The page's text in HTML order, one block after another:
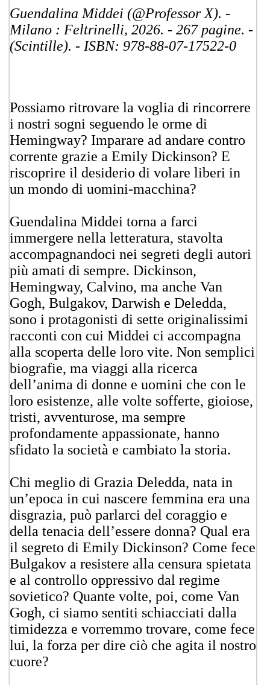
​Guendalina Middei (@Professor X). -
Milano : Feltrinelli, 2026. - 267 pagine. -
(Scintille). - ISBN: 978-88-07-17522-0
Possiamo ritrovare la voglia di rincorrere
i nostri sogni seguendo le orme di
Hemingway? Imparare ad andare contro
corrente grazie a Emily Dickinson? E
riscoprire il desiderio di volare liberi in
un mondo di uomini-macchina?
Guendalina Middei torna a farci
immergere nella letteratura, stavolta
accompagnandoci nei segreti degli autori
più amati di sempre. Dickinson,
Hemingway, Calvino, ma anche Van
Gogh, Bulgakov, Darwish e Deledda,
sono i protagonisti di sette originalissimi
racconti con cui Middei ci accompagna
alla scoperta delle loro vite. Non semplici
biografie, ma viaggi alla ricerca
dell’anima di donne e uomini che con le
loro esistenze, alle volte sofferte, gioiose,
tristi, avventurose, ma sempre
profondamente appassionate, hanno
sfidato la società e cambiato la storia.
Chi meglio di Grazia Deledda, nata in
un’epoca in cui nascere femmina era una
disgrazia, può parlarci del coraggio e
della tenacia dell’essere donna? Qual era
il segreto di Emily Dickinson? Come fece
Bulgakov a resistere alla censura spietata
e al controllo oppressivo dal regime
sovietico? Quante volte, poi, come Van
Gogh, ci siamo sentiti schiacciati dalla
timidezza e vorremmo trovare, come fece
lui, la forza per dire ciò che agita il nostro
cuore?